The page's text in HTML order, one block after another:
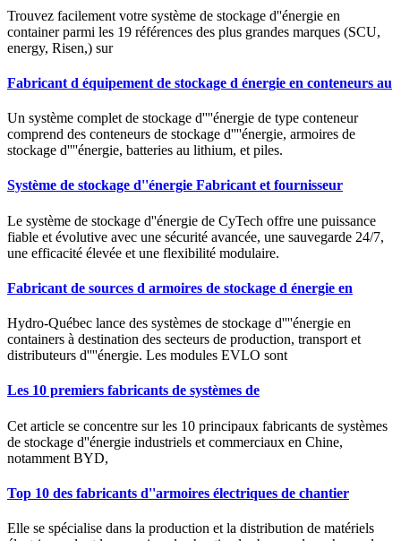
Trouvez facilement votre système de stockage d''énergie en
container parmi les 19 références des plus grandes marques (SCU,
energy, Risen,) sur
Fabricant d équipement de stockage d énergie en conteneurs au
Un système complet de stockage d''''énergie de type conteneur
comprend des conteneurs de stockage d''''énergie, armoires de
stockage d''''énergie, batteries au lithium, et piles.
Système de stockage d''énergie Fabricant et fournisseur
Le système de stockage d''énergie de CyTech offre une puissance
fiable et évolutive avec une sécurité avancée, une sauvegarde 24/7,
une efficacité élevée et une flexibilité modulaire.
Fabricant de sources d armoires de stockage d énergie en
Hydro-Québec lance des systèmes de stockage d''''énergie en
containers à destination des secteurs de production, transport et
distributeurs d''''énergie. Les modules EVLO sont
Les 10 premiers fabricants de systèmes de
Cet article se concentre sur les 10 principaux fabricants de systèmes
de stockage d''énergie industriels et commerciaux en Chine,
notamment BYD,
Top 10 des fabricants d''armoires électriques de chantier
Elle se spécialise dans la production et la distribution de matériels